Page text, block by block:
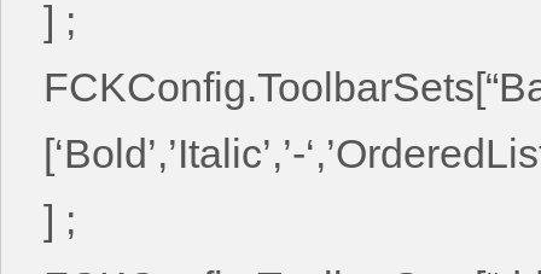
] ;
[‘Bold’,’Italic’,’-
] ;